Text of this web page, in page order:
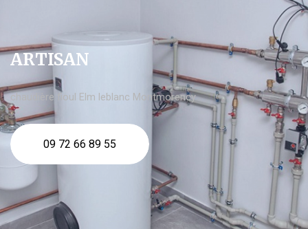
ARTISAN
chaudière fioul Elm leblanc Montmorency
09 72 66 89 55